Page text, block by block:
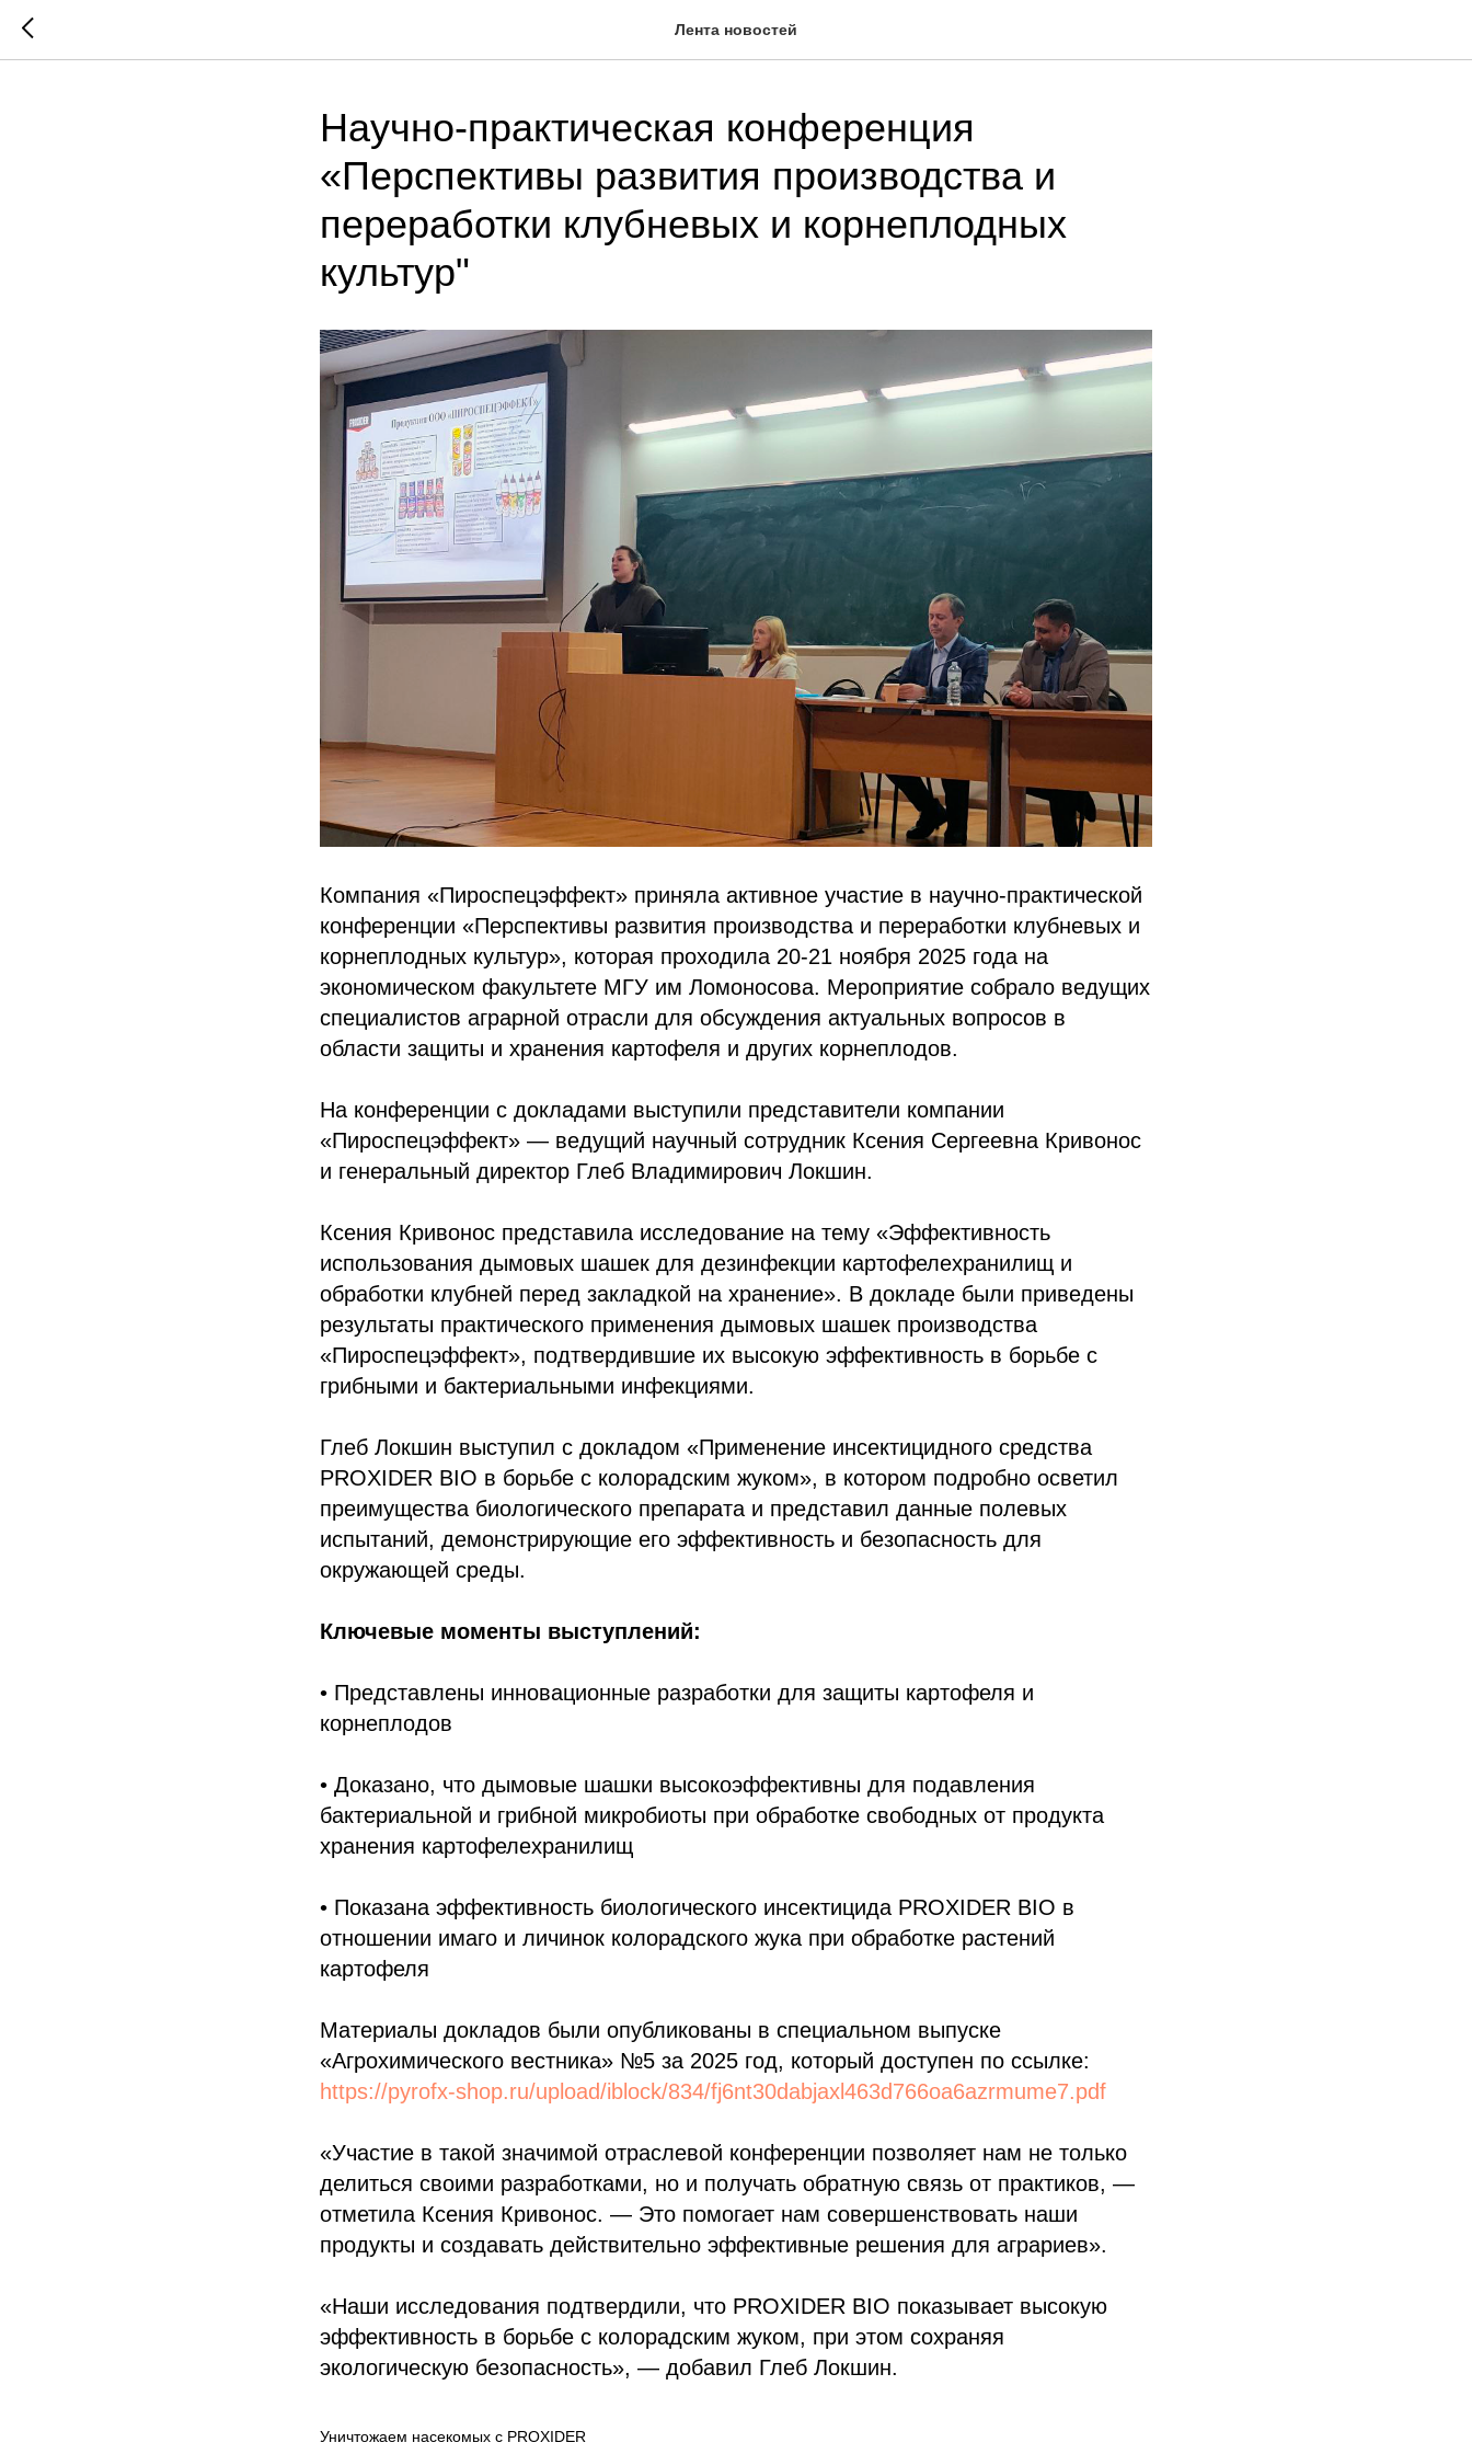
Лента новостей
Научно-практическая конференция
«Перспективы развития производства и
переработки клубневых и корнеплодных
культур"
Компания «Пироспецэффект» приняла активное участие в научно-практической
конференции «Перспективы развития производства и переработки клубневых и
корнеплодных культур», которая проходила 20-21 ноября 2025 года на
экономическом факультете МГУ им Ломоносова. Мероприятие собрало ведущих
специалистов аграрной отрасли для обсуждения актуальных вопросов в
области защиты и хранения картофеля и других корнеплодов.
На конференции с докладами выступили представители компании
«Пироспецэффект» — ведущий научный сотрудник Ксения Сергеевна Кривонос
и генеральный директор Глеб Владимирович Локшин.
Ксения Кривонос представила исследование на тему «Эффективность
использования дымовых шашек для дезинфекции картофелехранилищ и
обработки клубней перед закладкой на хранение». В докладе были приведены
результаты практического применения дымовых шашек производства
«Пироспецэффект», подтвердившие их высокую эффективность в борьбе с
грибными и бактериальными инфекциями.
Глеб Локшин выступил с докладом «Применение инсектицидного средства
PROXIDER BIO в борьбе с колорадским жуком», в котором подробно осветил
преимущества биологического препарата и представил данные полевых
испытаний, демонстрирующие его эффективность и безопасность для
окружающей среды.
Ключевые моменты выступлений:
• Представлены инновационные разработки для защиты картофеля и
корнеплодов
• Доказано, что дымовые шашки высокоэффективны для подавления
бактериальной и грибной микробиоты при обработке свободных от продукта
хранения картофелехранилищ
• Показана эффективность биологического инсектицида PROXIDER BIO в
отношении имаго и личинок колорадского жука при обработке растений
картофеля
Материалы докладов были опубликованы в специальном выпуске
«Агрохимического вестника» №5 за 2025 год, который доступен по ссылке:
https://pyrofx-shop.ru/upload/iblock/834/fj6nt30dabjaxl463d766oa6azrmume7.pdf
«Участие в такой значимой отраслевой конференции позволяет нам не только
делиться своими разработками, но и получать обратную связь от практиков, —
отметила Ксения Кривонос. — Это помогает нам совершенствовать наши
продукты и создавать действительно эффективные решения для аграриев».
«Наши исследования подтвердили, что PROXIDER BIO показывает высокую
эффективность в борьбе с колорадским жуком, при этом сохраняя
экологическую безопасность», — добавил Глеб Локшин.
Уничтожаем насекомых с PROXIDER